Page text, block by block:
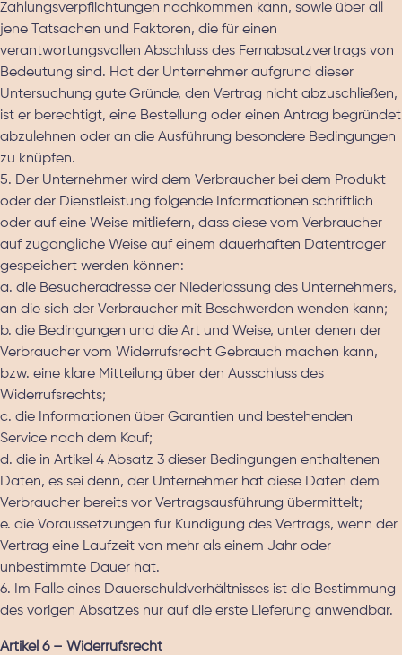
Zahlungsverpflichtungen nachkommen kann, sowie über all
jene Tatsachen und Faktoren, die für einen
verantwortungsvollen Abschluss des Fernabsatzvertrags von
Bedeutung sind. Hat der Unternehmer aufgrund dieser
Untersuchung gute Gründe, den Vertrag nicht abzuschließen,
ist er berechtigt, eine Bestellung oder einen Antrag begründet
abzulehnen oder an die Ausführung besondere Bedingungen
zu knüpfen.
5. Der Unternehmer wird dem Verbraucher bei dem Produkt
oder der Dienstleistung folgende Informationen schriftlich
oder auf eine Weise mitliefern, dass diese vom Verbraucher
auf zugängliche Weise auf einem dauerhaften Datenträger
gespeichert werden können:
a. die Besucheradresse der Niederlassung des Unternehmers,
an die sich der Verbraucher mit Beschwerden wenden kann;
b. die Bedingungen und die Art und Weise, unter denen der
Verbraucher vom Widerrufsrecht Gebrauch machen kann,
bzw. eine klare Mitteilung über den Ausschluss des
Widerrufsrechts;
c. die Informationen über Garantien und bestehenden
Service nach dem Kauf;
d. die in Artikel 4 Absatz 3 dieser Bedingungen enthaltenen
Daten, es sei denn, der Unternehmer hat diese Daten dem
Verbraucher bereits vor Vertragsausführung übermittelt;
e. die Voraussetzungen für Kündigung des Vertrags, wenn der
Vertrag eine Laufzeit von mehr als einem Jahr oder
unbestimmte Dauer hat.
6. Im Falle eines Dauerschuldverhältnisses ist die Bestimmung
des vorigen Absatzes nur auf die erste Lieferung anwendbar.
Artikel 6 – Widerrufsrecht